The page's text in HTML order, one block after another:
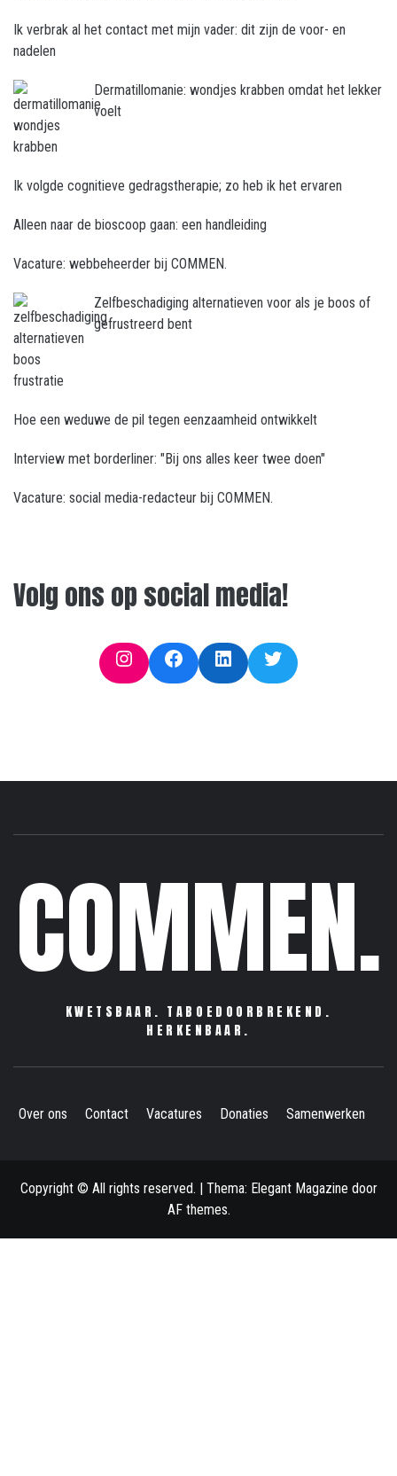
Ik verbrak al het contact met mijn vader: dit zijn de voor- en
nadelen
Dermatillomanie: wondjes krabben omdat het lekker
voelt
Ik volgde cognitieve gedragstherapie; zo heb ik het ervaren
Alleen naar de bioscoop gaan: een handleiding
Vacature: webbeheerder bij COMMEN.
Zelfbeschadiging alternatieven voor als je boos of
gefrustreerd bent
Hoe een weduwe de pil tegen eenzaamheid ontwikkelt
Interview met borderliner: "Bij ons alles keer twee doen"
Vacature: social media-redacteur bij COMMEN.
Volg ons op social media!
InstagramFacebookLinkedInTwitter
COMMEN.
KWETSBAAR. TABOEDOORBREKEND.
HERKENBAAR.
Over ons Contact Vacatures Donaties Samenwerken
Copyright © All rights reserved. | Thema: Elegant Magazine door
AF themes.